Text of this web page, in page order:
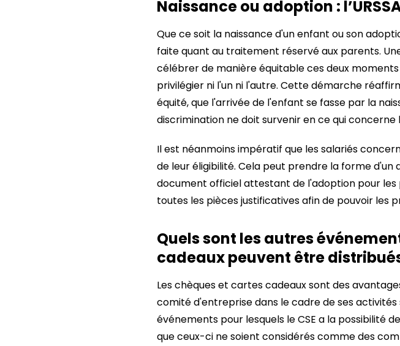
Naissance ou adoption :
Que ce soit la naissance d'un enfant ou son
faite quant au traitement réservé aux parents.
célébrer de manière équitable ces deux
privilégier ni l'un ni l'autre. Cette démarche
équité, que l'arrivée de l'enfant se fasse par la
discrimination ne doit survenir en ce qui concerne
Il est néanmoins impératif que les salariés
de leur éligibilité. Cela peut prendre la forme d'un
document officiel attestant de l'adoption pour les
toutes les pièces justificatives afin de pouvoir les
Quels sont les autres
cadeaux peuvent être
Les chèques et cartes cadeaux sont des
comité d'entreprise dans le cadre de ses activités
événements pour lesquels le CSE a la possibilité
que ceux-ci ne soient considérés comme des